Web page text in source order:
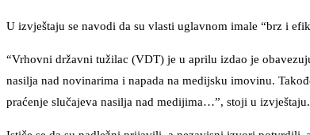
U izvještaju se navodi da su vlasti uglavnom imale “brz i
“Vrhovni državni tužilac (VDT) je u aprilu izdao je
nasilja nad novinarima i napada na medijsku imovinu.
praćenje slučajeva nasilja nad medijima…”, stoji u izvještaju.